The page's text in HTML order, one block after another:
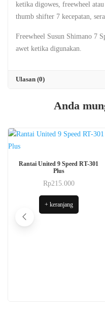
ketika digowes, freewheel
thumb shifter 7 kecepatan,
Freewheel Susun Shimano 7
awet ketika digunakan.
Ulasan (0)
Anda
Rantai United 9 Speed RT-301
Plus
Rp215.000
+ keranjang